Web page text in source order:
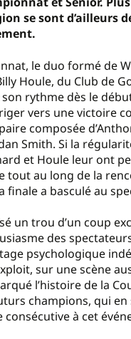
se sont d’ailleurs
le duo formé de
Houle, du Club de
son rythme dès le
vers une victoire
composée
Smith. Si la
et Houle leur ont
tout au long de la
finale a basculé au
un trou d’un coup
des
psychologique
sur une scène
l’histoire de la
champions, qui
à cet